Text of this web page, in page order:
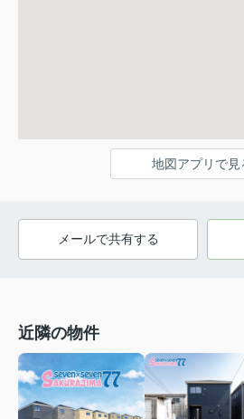
地図アプリで見
メールで共有する
近隣の物件